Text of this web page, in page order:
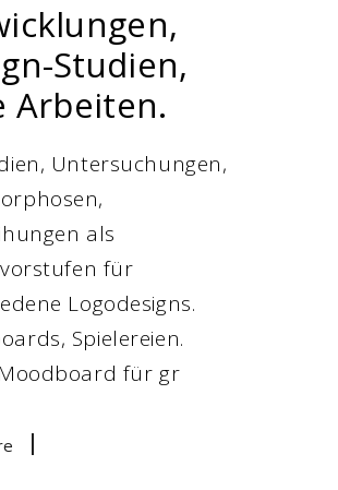
Studien,
Arbeiten.
Untersuchungen,
als
für
Logodesigns.
Spielereien.
für gr